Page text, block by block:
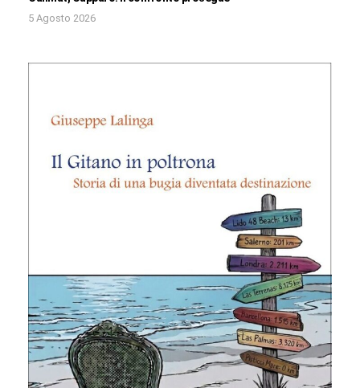
5 Agosto 2026